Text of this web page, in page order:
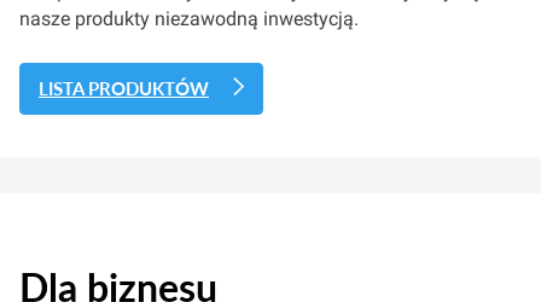
nasze produkty niezawodną inwestycją.
LISTA PRODUKTÓW
Dla biznesu